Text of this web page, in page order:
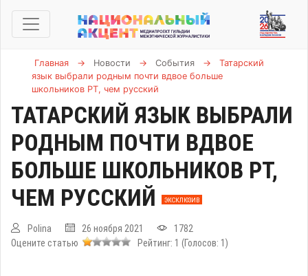
Главная → Новости → События →
Татарский
язык выбрали родным почти вдвое больше
школьников РТ, чем русский
ТАТАРСКИЙ ЯЗЫК ВЫБРАЛИ
РОДНЫМ ПОЧТИ ВДВОЕ
БОЛЬШЕ ШКОЛЬНИКОВ РТ,
ЧЕМ РУССКИЙ
ЭКСКЛЮЗИВ
Polina 26 ноября 2021
1782
Оцените статью
Рейтинг: 1 (Голосов: 1 )